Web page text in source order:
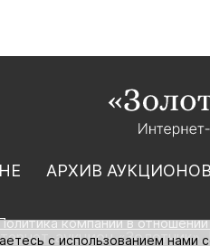
АРХИВ АУКЦИОНОВ
компании в
аукцион
с использованием нами